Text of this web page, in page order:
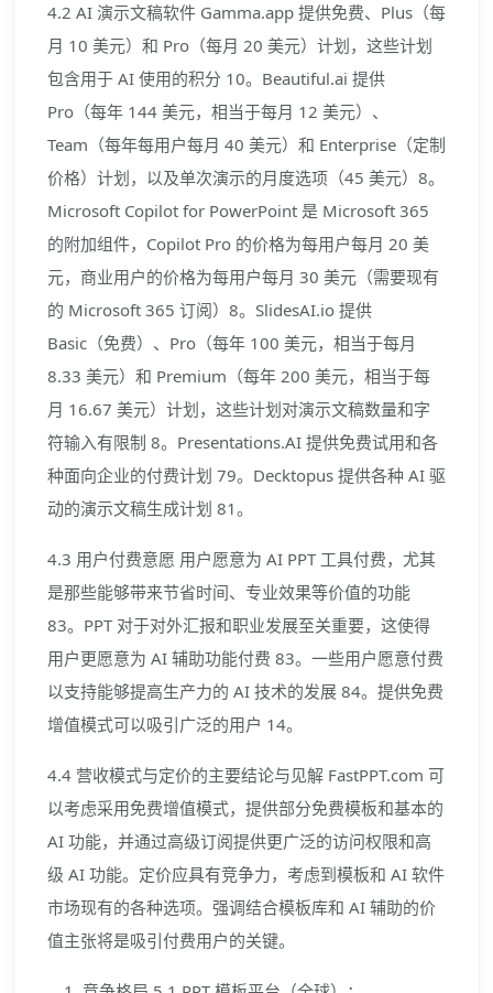
4.2 AI 演示文稿软件 Gamma.app 提供免费、Plus（每
月 10 美元）和 Pro（每月 20 美元）计划，这些计划
包含用于 AI 使用的积分 10。Beautiful.ai 提供
Pro（每年 144 美元，相当于每月 12 美元）、
Team（每年每用户每月 40 美元）和 Enterprise（定制
价格）计划，以及单次演示的月度选项（45 美元）8。
Microsoft Copilot for PowerPoint 是 Microsoft 365
的附加组件，Copilot Pro 的价格为每用户每月 20 美
元，商业用户的价格为每用户每月 30 美元（需要现有
的 Microsoft 365 订阅）8。SlidesAI.io 提供
Basic（免费）、Pro（每年 100 美元，相当于每月
8.33 美元）和 Premium（每年 200 美元，相当于每
月 16.67 美元）计划，这些计划对演示文稿数量和字
符输入有限制 8。Presentations.AI 提供免费试用和各
种面向企业的付费计划 79。Decktopus 提供各种 AI 驱
动的演示文稿生成计划 81。
4.3 用户付费意愿 用户愿意为 AI PPT 工具付费，尤其
是那些能够带来节省时间、专业效果等价值的功能
83。PPT 对于对外汇报和职业发展至关重要，这使得
用户更愿意为 AI 辅助功能付费 83。一些用户愿意付费
以支持能够提高生产力的 AI 技术的发展 84。提供免费
增值模式可以吸引广泛的用户 14。
4.4 营收模式与定价的主要结论与见解 FastPPT.com 可
以考虑采用免费增值模式，提供部分免费模板和基本的
AI 功能，并通过高级订阅提供更广泛的访问权限和高
级 AI 功能。定价应具有竞争力，考虑到模板和 AI 软件
市场现有的各种选项。强调结合模板库和 AI 辅助的价
值主张将是吸引付费用户的关键。